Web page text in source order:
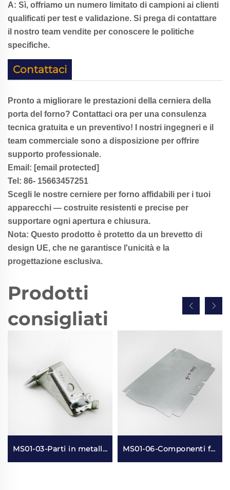
A: Sì, offriamo un numero limitato di campioni ai clienti
qualificati per test e validazione. Si prega di contattare
il nostro team vendite per conoscere le politiche
specifiche.
Contattaci
Pronto a migliorare le prestazioni della cerniera della
porta del forno? Contattaci ora per una consulenza
tecnica gratuita e un preventivo! I nostri ingegneri e il
team commerciale sono a disposizione per offrire
supporto professionale.
Email: [email protected]
Tel: 86- 15663457251
Scegli le nostre cerniere per forno affidabili per i tuoi
apparecchi — costruite resistenti e precise per
supportare ogni apertura e chiusura.
Nota: Questo prodotto è protetto da un brevetto di
design UE, che ne garantisce l'unicità e la
progettazione esclusiva.
Prodotti
consigliati
MS01-03-Parti in metallo stampate ed elettroplaccate MS01-06-Componenti frigorifero in metallo stampato